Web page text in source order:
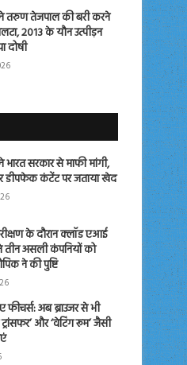
ने तरुण तेजपाल की बरी करने
2013 के यौन उत्पीड़न
दोषी
भारत सरकार से माफी मांगी,
कंटेंट पर जताया खेद
के दौरान क्लॉड एआई
तीन असली कंपनियों को
ने की पुष्टि
अब ब्राउजर से भी
और ‘वेटिंग रूम’ जैसी